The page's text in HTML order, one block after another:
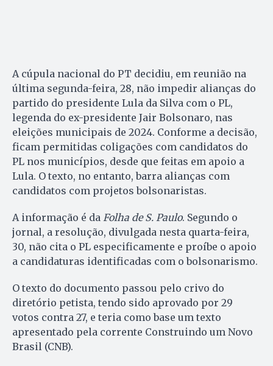
A cúpula nacional do PT decidiu, em reunião na
última segunda-feira, 28, não impedir alianças do
partido do presidente Lula da Silva com o PL,
legenda do ex-presidente Jair Bolsonaro, nas
eleições municipais de 2024. Conforme a decisão,
ficam permitidas coligações com candidatos do
PL nos municípios, desde que feitas em apoio a
Lula. O texto, no entanto, barra alianças com
candidatos com projetos bolsonaristas.
A informação é da Folha de S. Paulo. Segundo o
jornal, a resolução, divulgada nesta quarta-feira,
30, não cita o PL especificamente e proíbe o apoio
a candidaturas identificadas com o bolsonarismo.
O texto do documento passou pelo crivo do
diretório petista, tendo sido aprovado por 29
votos contra 27, e teria como base um texto
apresentado pela corrente Construindo um Novo
Brasil (CNB).